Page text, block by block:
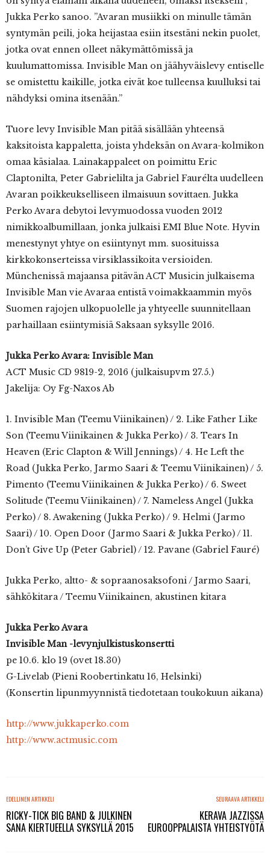
Jukka Perko sanoo. ”Avaran musiikki on minulle tämän
syntymän peili, joka heijastaa esiin itsestäni nekin puolet,
jotka ovat ennen olleet näkymättömissä ja
kuulumattomissa. Invisible Man on jäähyväislevy entiselle
se omistettu kaikille, jotka eivät koe tulleensa kuulluksi tai
nähdyksi omina itsenään.”
Tuore levy Invisible Man pitää sisällään yhteensä
kaksitoista kappaletta, joista yhdeksän on Avara-kolmikon
omaa käsialaa. Lainakappaleet on poimittu Eric
Claptonilta, Peter Gabrielilta ja Gabriel Faurélta uudelleen
Avaran poikkeukselliseen ilmaisuun sovittaen. Jukka
Perko Avara debytoi levymuodossa vuoden 2012
nimikkoalbumillaan, jonka julkaisi EMI Blue Note. Hyvin
menestynyt yhtye on esiintynyt mm. suosituissa
kirkkokonserteissa virsiklassikoita versioiden.
Münchenissä majaansa pitävän ACT Musicin julkaisema
Invisible Man vie Avaraa entistä voimakkaammin myös
Suomen rajojen ulkopuolelle ja yhtyeelle suunnitellaan
parhaillaan esiintymisiä Saksaan syksylle 2016.
Jukka Perko Avara: Invisible Man
ACT Music CD 9819-2, 2016 (julkaisupvm 27.5.)
Jakelija: Oy Fg-Naxos Ab
1. Invisible Man (Teemu Viinikainen) / 2. Like Father Like
Son (Teemu Viinikainen & Jukka Perko) / 3. Tears In
Heaven (Eric Clapton & Will Jennings) / 4. He Left the
Road (Jukka Perko, Jarmo Saari & Teemu Viinikainen) / 5.
Pimento (Teemu Viinikainen & Jukka Perko) / 6. Sweet
Solitude (Teemu Viinikainen) / 7. Nameless Angel (Jukka
Perko) / 8. Awakening (Jukka Perko) / 9. Helmi (Jarmo
Saari) / 10. Open Door (Jarmo Saari & Jukka Perko) / 11.
Don’t Give Up (Peter Gabriel) / 12. Pavane (Gabriel Fauré)
Jukka Perko, altto- & sopraanosaksofoni / Jarmo Saari,
sähkökitara / Teemu Viinikainen, akustinen kitara
Jukka Perko Avara
Invisible Man -levynjulkistuskonsertti
pe 10.6. klo 19 (ovet 18.30)
G-Livelab (Pieni Roobertinkatu 16, Helsinki)
(Konsertin lipunmyynnistä tiedotetaan toukokuun aikana)
http://www.jukkaperko.com
http://www.actmusic.com
EDELLINEN ARTIKKELI
RICKY-TICK BIG BAND & JULKINEN
SANA KIERTUEELLA SYKSYLLÄ 2015
SEURAAVA ARTIKKELI
KERAVA JAZZISSA
EUROOPPALAISTA YHTEISTYÖTÄ